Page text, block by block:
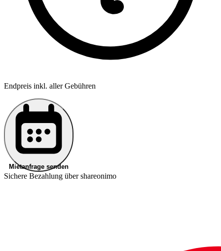
Endpreis inkl. aller Gebühren
Mietanfrage senden
Sichere Bezahlung über shareonimo